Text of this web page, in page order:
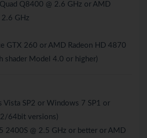
Q8400 @ 2.6 GHz or AMD
GHz
GTX 260 or AMD Radeon HD 4870
shader Model 4.0 or higher)
Vista SP2 or Windows 7 SP1 or
64bit versions)
2400S @ 2.5 GHz or better or AMD